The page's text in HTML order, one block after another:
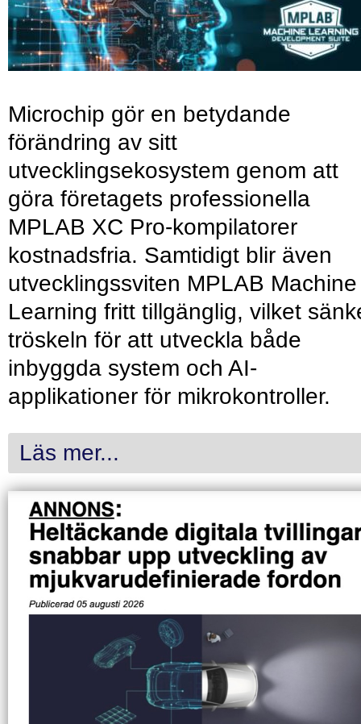
Microchip gör en betydande
förändring av sitt
utvecklingsekosystem genom att
göra företagets professionella
MPLAB XC Pro-kompilatorer
kostnadsfria. Samtidigt blir även
utvecklingssviten MPLAB Machine
Learning fritt tillgänglig, vilket
tröskeln för att utveckla både
inbyggda system och AI-
applikationer för mikrokontroller.
Läs mer...